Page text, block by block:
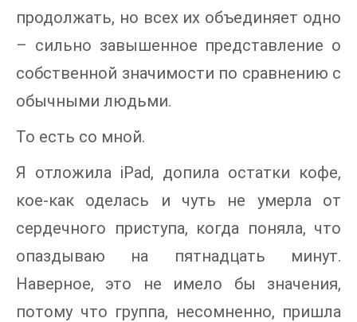
продолжать, но всех их объединяет одно
– сильно завышенное представление о
собственной значимости по сравнению с
обычными людьми.
То есть со мной.
Я отложила iPad, допила остатки кофе,
кое-как оделась и чуть не умерла от
сердечного приступа, когда поняла, что
опаздываю на пятнадцать минут.
Наверное, это не имело бы значения,
потому что группа, несомненно, пришла